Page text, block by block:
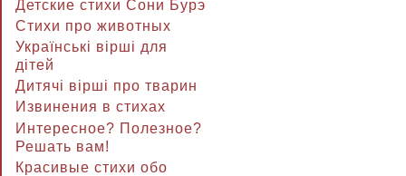
Детские стихи Сони Бурэ
Стихи про животных
Українські вірші для
дітей
Дитячі вірші про тварин
Извинения в стихах
Интересное? Полезное?
Решать вам!
Красивые стихи обо